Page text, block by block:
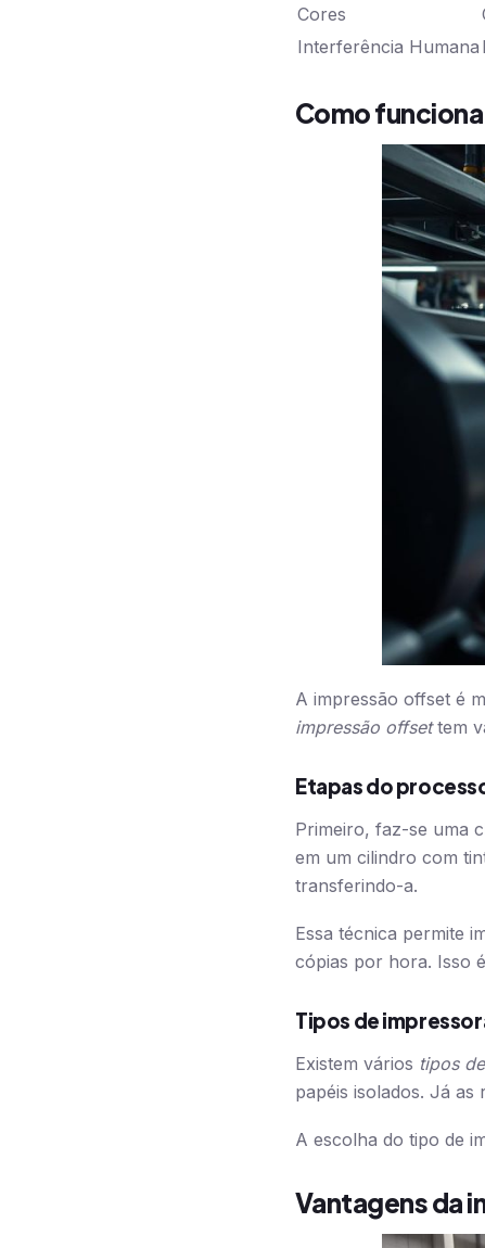
Cores
Interferência Humana
Como
A impressão offset é
impressão offsettem
Etapas do
Primeiro, faz-se uma
em um cilindro com
transferindo-a.
Essa técnica permite
cópias por hora. Isso
Tipos de
Existem vários tipos
papéis isolados. Já
A escolha do tipo de
Vantagens da